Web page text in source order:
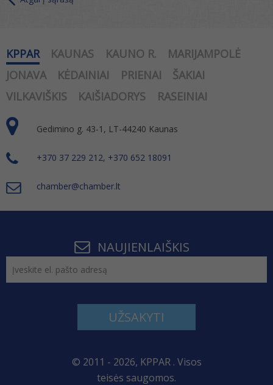
KPPAR KAUNAS KAUNO R.
MARIJAMPOLĖ
JONAVA
KĖDAINIAI PRIENAI
ŠAKIAI
VILKAVIŠKIS
KAIŠIADORYS RASEINIAI
Gedimino g. 43-1, LT-44240 Kaunas
+370 37 229 212, +370 652 18091
chamber@chamber.lt
NAUJIENLAIŠKIS
UŽSAKYTI
© 2011 - 2026, KPPAR . Visos
teisės saugomos.